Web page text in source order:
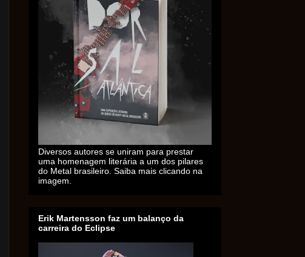
Diversos autores se uniram para prestar
uma homenagem literária a um dos pilares
do Metal brasileiro. Saiba mais clicando na
imagem.
Erik Martensson faz um balanço da
carreira do Eclipse